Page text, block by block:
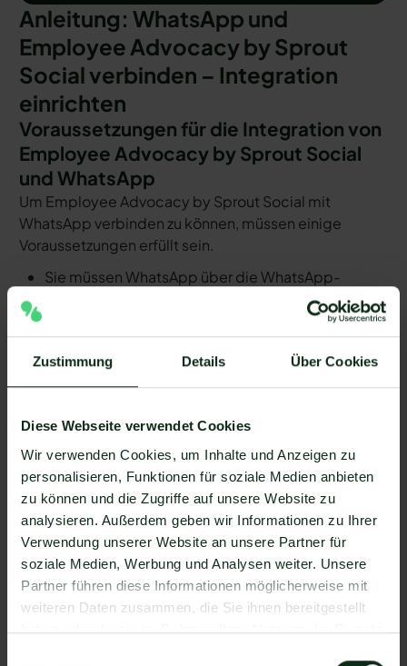
Zustimmung Details Über Cookies
Diese Webseite verwendet Cookies
Wir verwenden Cookies, um Inhalte und Anzeigen zu
personalisieren, Funktionen für soziale Medien anbieten
zu können und die Zugriffe auf unsere Website zu
analysieren. Außerdem geben wir Informationen zu Ihrer
Verwendung unserer Website an unsere Partner für
soziale Medien, Werbung und Analysen weiter. Unsere
Partner führen diese Informationen möglicherweise mit
weiteren Daten zusammen, die Sie ihnen bereitgestellt
haben oder die sie im Rahmen Ihrer Nutzung der Dienste
Anleitung: WhatsApp und
Employee Advocacy by Sprout
Social verbinden – Integration
einrichten
Voraussetzungen für die Integration von
Employee Advocacy by Sprout Social
und WhatsApp
Um Employee Advocacy by Sprout Social mit
WhatsApp verbinden zu können, müssen einige
Voraussetzungen erfüllt sein.
Sie müssen WhatsApp über die WhatsApp-
Business-API nutzen. Mit dem herkömmlichen
WhatsApp-Business-Messenger ist die
Integration nicht möglich.
Ihr WhatsApp Business API Anbieter muss die
nötige Software bereitstellen, um die Integration
WhatsApp API sind in der Lage, eine Integration
von Employee Advocacy by Sprout Social und
WhatsApp zu ermöglichen. Mit Mateo stehen
Ihnen dank der Zapier Integration über 6.000
Apps zur Verfügung, die Sie mit WhatsApp
verbinden können. Darunter ist natürlich auch
Employee Advocacy by Sprout Social !
Da der Einrichtungsprozess der Integration je nach
dem Anbieter der WhatsApp API Schnittstelle